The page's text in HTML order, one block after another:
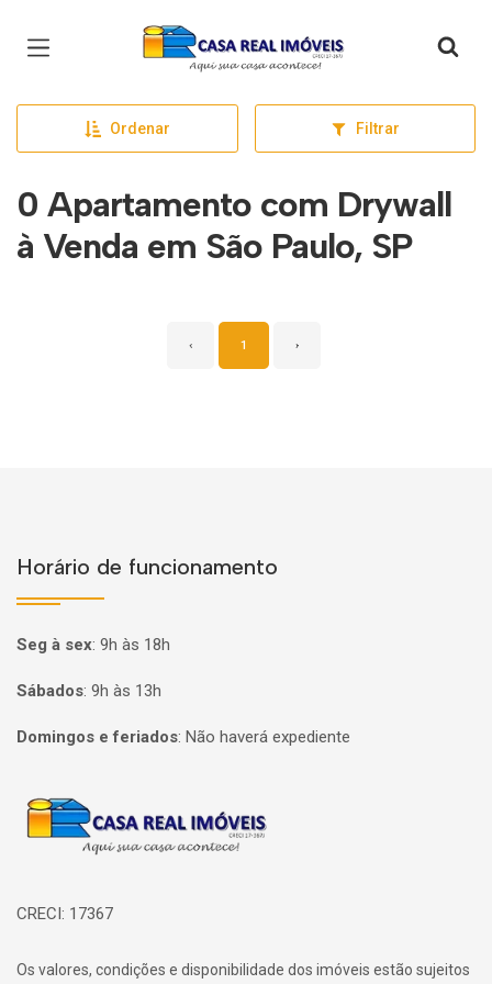
Página inicial
Ordenar Filtrar
0 Apartamento com Drywall
à Venda em São Paulo, SP
‹ 1 ›
Horário de funcionamento
Seg à sex: 9h às 18h
Sábados: 9h às 13h
Domingos e feriados: Não haverá expediente
Página inicial
CRECI: 17367
Os valores, condições e disponibilidade dos imóveis estão sujeitos